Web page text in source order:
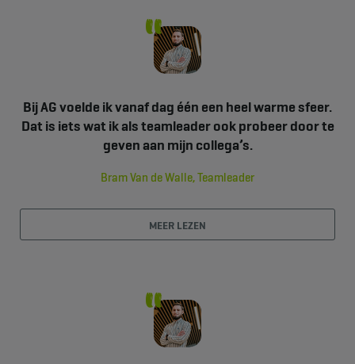
Bij AG voelde ik vanaf dag één een heel warme sfeer.
Dat is iets wat ik als teamleader ook probeer door te
geven aan mijn collega’s.
Bram Van de Walle, Teamleader
MEER LEZEN